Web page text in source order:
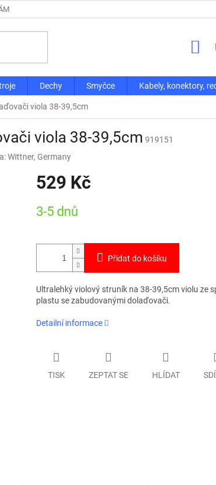
Dechy Smyčce Kabely, konektory,
viola 38-39,5cm
viola 38-39,5cm 919151
Wittner, Germany
529 Kč
cena:
3-5 dnů
Přidat do košíku
Ultralehký violový struník na 38-39,5cm violu ze
plastu se zabudovanými dolaďovači.
Detailní informace
TISK ZEPTAT SE HLÍDAT